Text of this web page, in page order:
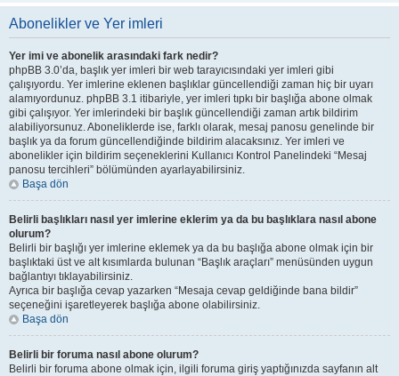
Abonelikler ve Yer imleri
Yer imi ve abonelik arasındaki fark nedir?
phpBB 3.0’da, başlık yer imleri bir web tarayıcısındaki yer imleri gibi
çalışıyordu. Yer imlerine eklenen başlıklar güncellendiği zaman hiç bir uyarı
alamıyordunuz. phpBB 3.1 itibariyle, yer imleri tıpkı bir başlığa abone olmak
gibi çalışıyor. Yer imlerindeki bir başlık güncellendiği zaman artık bildirim
alabiliyorsunuz. Aboneliklerde ise, farklı olarak, mesaj panosu genelinde bir
başlık ya da forum güncellendiğinde bildirim alacaksınız. Yer imleri ve
abonelikler için bildirim seçeneklerini Kullanıcı Kontrol Panelindeki “Mesaj
panosu tercihleri” bölümünden ayarlayabilirsiniz.
Başa dön
Belirli başlıkları nasıl yer imlerine eklerim ya da bu başlıklara nasıl abone
olurum?
Belirli bir başlığı yer imlerine eklemek ya da bu başlığa abone olmak için bir
başlıktaki üst ve alt kısımlarda bulunan “Başlık araçları” menüsünden uygun
bağlantıyı tıklayabilirsiniz.
Ayrıca bir başlığa cevap yazarken “Mesaja cevap geldiğinde bana bildir”
seçeneğini işaretleyerek başlığa abone olabilirsiniz.
Başa dön
Belirli bir foruma nasıl abone olurum?
Belirli bir foruma abone olmak için, ilgili foruma giriş yaptığınızda sayfanın alt